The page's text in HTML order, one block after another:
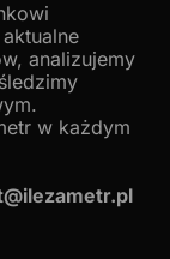
analizujemy
w każdym